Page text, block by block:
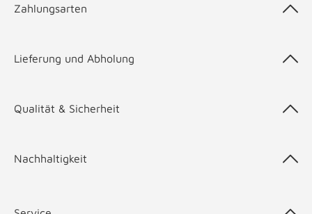
Zahlungsarten
Lieferung und Abholung
Qualität & Sicherheit
Nachhaltigkeit